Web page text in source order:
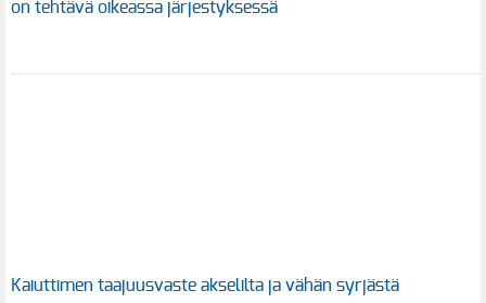
on tehtävä oikeassa järjestyksessä
Kaiuttimen taajuusvaste akselilta ja vähän syrjästä